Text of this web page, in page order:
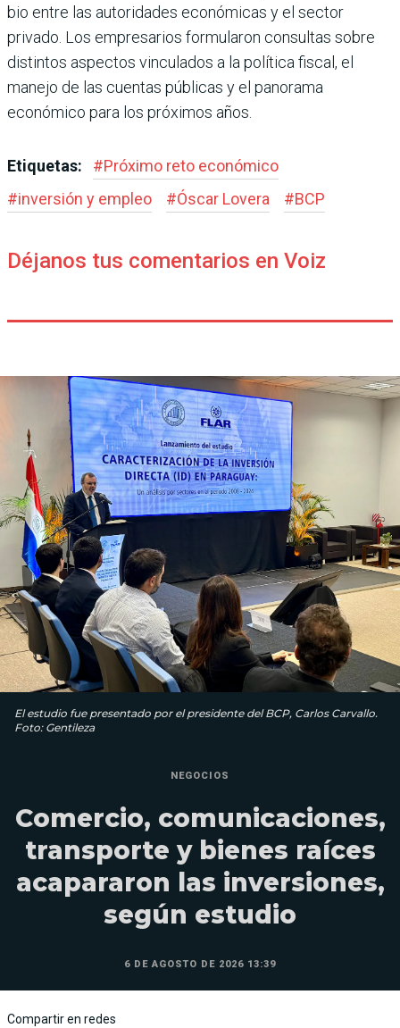
bio entre las autoridades eco­nómicas y el sector
privado. Los empresarios formula­ron consultas sobre
distin­tos aspectos vinculados a la política fiscal, el
manejo de las cuentas públicas y el panorama
económico para los próximos años.
Etiquetas: #Próximo reto económico
#inversión y empleo #Óscar Lovera #BCP
Déjanos tus comentarios en Voiz
El estudio fue presentado por el presidente del BCP, Carlos Carvallo.
Foto: Gentileza
NEGOCIOS
Comercio, comunicaciones,
transporte y bienes raíces
acapararon las inversiones,
según estudio
6 DE AGOSTO DE 2026 13:39
Compartir en redes